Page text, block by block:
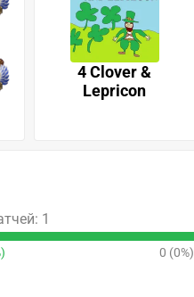
4 Clover &
Lepricon
1
0 (0%)